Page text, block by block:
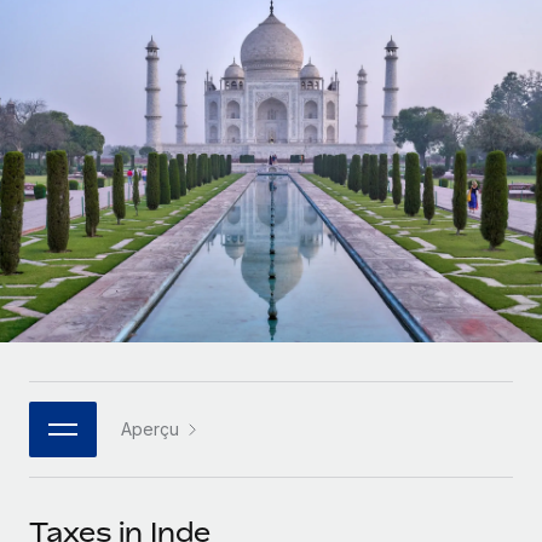
Gestion des freelances
Intégrez et gérez vos freelances partout dans le monde
Sous-traitez les opérations complexes liées à l’emploi
INFRASTRUCTURE
Intégration Remote
Intégrez vos RH aux flux de travail en toute simplicité
Plateforme
Des fonctions RH clés intégrées pour votre équipe
Connectez n'importe quel outil d’IA à Remote grâce à
notre MCP
Rationalisez vos processus avec des outils essentiels
Examinez notre service par rapport aux autres
CROISSANCE
Start-ups
Des solutions agiles et internationales pour les RH et la
paie des entreprises en pleine croissance
Entreprises intermédiaires
Développez vos équipes avec des solutions RH sur
mesure
Entreprise
Les RH à l’international pour les grandes entreprises
Partenaires stratégiques de la tech
Calculateur de paiement des freelances
Découvrez les devises disponibles et les vitesses de
paiement pour vos freelances internationaux
APPRENDRE AVEC REMOTE
Recherche et guides
Études de cas
Checklists et modèles
Descriptions de postes
Français
Deutsch
Español
Italiano
Português (Portugal)
日本語
한국어
Connexion
Aperçu
Taxes in Inde